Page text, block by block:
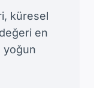
küresel
en
yoğun